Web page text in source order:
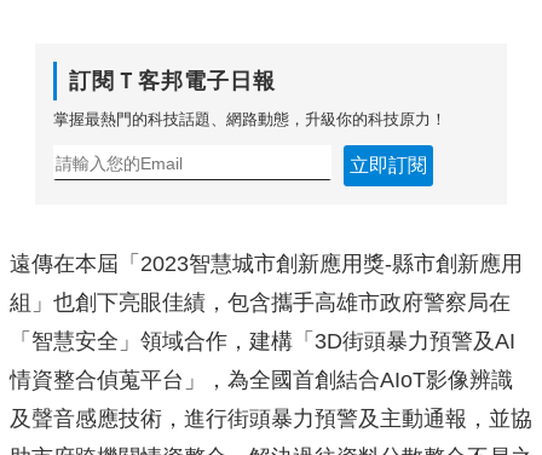
訂閱Ｔ客邦電子日報
掌握最熱門的科技話題、網路動態，升級你的科技原力！
立即訂閱
遠傳在本屆「2023智慧城市創新應用獎-縣市創新應用
組」也創下亮眼佳績， 包含攜手高雄市政府警察局在
「智慧安全」領域合作，建構「3D街頭暴力預警及AI
情資整合偵蒐平台」，為全國首創結合AIoT影像辨識
及聲音感應技術，進行街頭暴力預警及主動通報， 並協